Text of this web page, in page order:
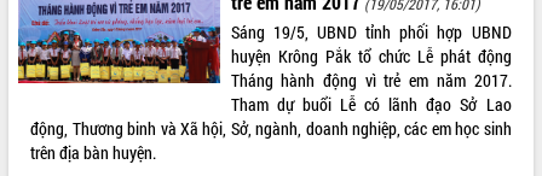
tầng kỹ thuật Cụm công nghiệp Tân
Tiến
Gặp mặt các cơ quan báo chí nhân Kỷ
niệm 101 năm Ngày Báo chí Cách
Đắk Lắk sơ kết 4 năm triển khai thực
hiện Đề án 06 của Chính phủ
Sáng 19/5, UBND tỉnh phối hợp UBND
huyện Krông Pắk tổ chức Lễ phát động
Tháng hành động vì trẻ em năm 2017.
Tham dự buổi Lễ có lãnh đạo Sở Lao
động, Thương binh và Xã hội, Sở, ngành, doanh nghiệp, các em học sinh
trên địa bàn huyện.